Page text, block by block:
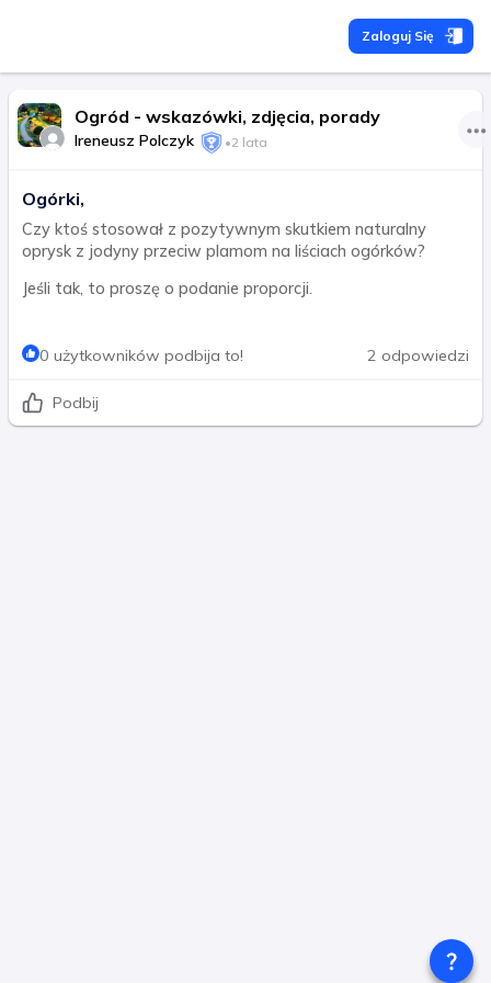
Zaloguj Się
Ogród - wskazówki, zdjęcia, porady
Ireneusz Polczyk •2 lata
Ogórki,
Czy ktoś stosował z pozytywnym skutkiem naturalny
oprysk z jodyny przeciw plamom na liściach ogórków?
Jeśli tak, to proszę o podanie proporcji.
0 użytkowników podbija to! 2 odpowiedzi
Podbij